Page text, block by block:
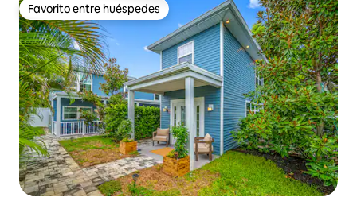
Favorito entre huéspedes
Favorito entre huéspedes